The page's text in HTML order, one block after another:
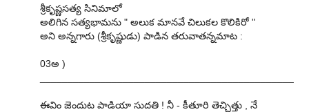
శ్రీకృష్ణసత్య సినిమాలో
అలిగిన సత్యభామను " అలుక మానవే చిలుకల కొలికిరో "
అని అన్నగారు (శ్రీకృష్ణుడు) పాడిన తరువాతన్నమాట :
03అ )
ఈవిం జెందుట పాడియా సుదతి ! నీ - కీతూరి తెచ్చిత్తు , నే